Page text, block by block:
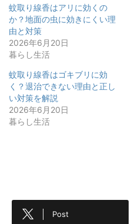
蚊取り線香はアリに効くの
か？地面の虫に効きにくい理
由と対策
2026年6月20日
暮らし生活
蚊取り線香はゴキブリに効
く？退治できない理由と正し
い対策を解説
2026年6月20日
暮らし生活
Post